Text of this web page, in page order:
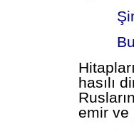
hasılı
emir